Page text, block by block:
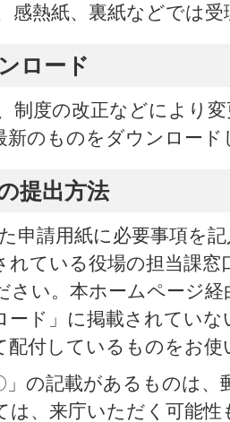
感熱紙、裏紙などでは
ロード
制度の改正などにより
新のものをダウンロー
提出方法
申請用紙に必要事項を
れている役場の担当課
さい。本ホームページ
ード」に掲載されてい
配付しているものをお
」の記載があるものは、
は、来庁いただく可能